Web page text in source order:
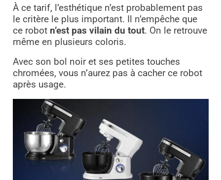
À ce tarif, l’esthétique n’est probablement pas
le critère le plus important. Il n’empêche que
ce robot n’est pas vilain du tout. On le retrouve
même en plusieurs coloris.
Avec son bol noir et ses petites touches
chromées, vous n’aurez pas à cacher ce robot
après usage.